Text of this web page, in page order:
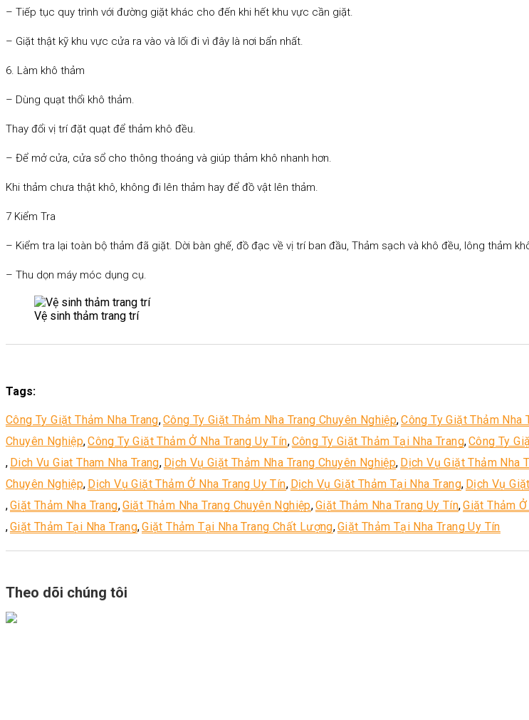
– Tiếp tục quy trình với đường giặt khác cho đến khi hết khu vực cần giặt.
– Giặt thật kỹ khu vực cửa ra vào và lối đi vì đây là nơi bẩn nhất.
6. Làm khô thảm
– Dùng quạt thổi khô thảm.
Thay đổi vị trí đặt quạt để thảm khô đều.
– Để mở cửa, cửa sổ cho thông thoáng và giúp thảm khô nhanh hơn.
Khi thảm chưa thật khô, không đi lên thảm hay để đồ vật lên thảm.
7 Kiểm Tra
– Kiểm tra lại toàn bộ thảm đã giặt. Dời bàn ghế, đồ đạc về vị trí ban đầu, Thảm sạch và khô đều, lông thảm
– Thu dọn máy móc dụng cụ.
Vệ sinh thảm trang trí
Tags:
Công Ty Giặt Thảm Nha Trang,Công Ty Giặt Thảm Nha Trang Chuyên Nghiệp,Công Ty Giặt Thảm Nha
Chuyên Nghiệp,Công Ty Giặt Thảm Ở Nha Trang Uy Tín,Công Ty Giặt Thảm Tại Nha Trang,Công Ty
, Dich Vu Giat Tham Nha Trang, Dịch Vụ Giặt Thảm Nha Trang Chuyên Nghiệp, Dịch Vụ Giặt Thảm Nha
Chuyên Nghiệp, Dịch Vụ Giặt Thảm Ở Nha Trang Uy Tín, Dịch Vụ Giặt Thảm Tại Nha Trang, Dịch Vụ
,Giặt Thảm Nha Trang,Giặt Thảm Nha Trang Chuyên Nghiệp,Giặt Thảm Nha Trang Uy Tín,Giặt Thảm
,Giặt Thảm Tại Nha Trang,Giặt Thảm Tại Nha Trang Chất Lượng,Giặt Thảm Tại Nha Trang Uy Tín
Theo dõi chúng tôi